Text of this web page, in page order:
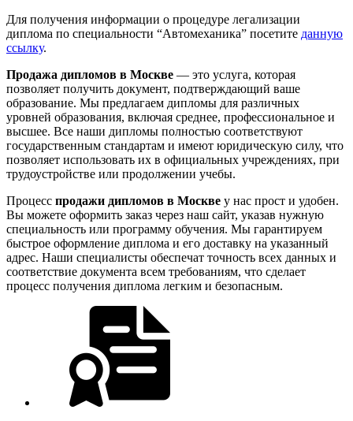
Для получения информации о процедуре легализации
диплома по специальности “Автомеханика” посетите данную
ссылку.
Продажа дипломов в Москве — это услуга, которая
позволяет получить документ, подтверждающий ваше
образование. Мы предлагаем дипломы для различных
уровней образования, включая среднее, профессиональное и
высшее. Все наши дипломы полностью соответствуют
государственным стандартам и имеют юридическую силу, что
позволяет использовать их в официальных учреждениях, при
трудоустройстве или продолжении учебы.
Процесс продажи дипломов в Москве у нас прост и удобен.
Вы можете оформить заказ через наш сайт, указав нужную
специальность или программу обучения. Мы гарантируем
быстрое оформление диплома и его доставку на указанный
адрес. Наши специалисты обеспечат точность всех данных и
соответствие документа всем требованиям, что сделает
процесс получения диплома легким и безопасным.